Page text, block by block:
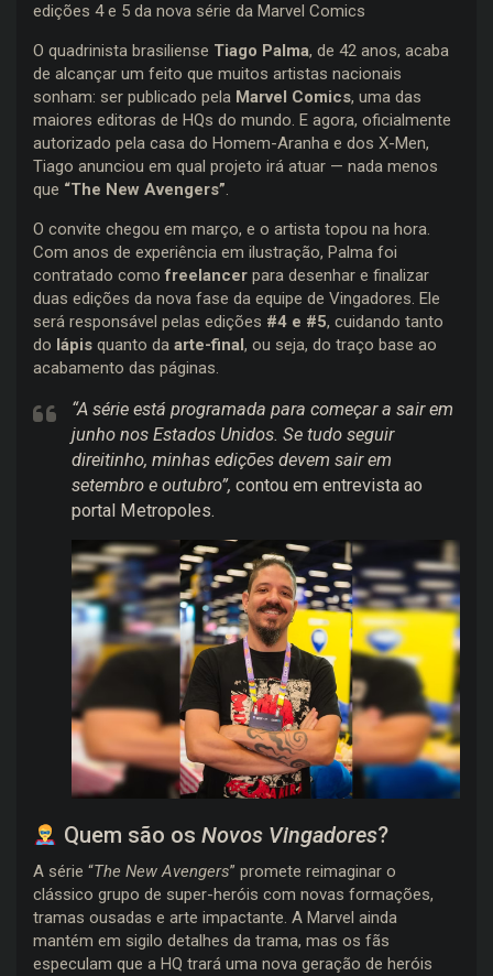
edições 4 e 5 da nova série da Marvel Comics
O quadrinista brasiliense Tiago Palma, de 42 anos, acaba
de alcançar um feito que muitos artistas nacionais
sonham: ser publicado pela Marvel Comics, uma das
maiores editoras de HQs do mundo. E agora, oficialmente
autorizado pela casa do Homem-Aranha e dos X-Men,
Tiago anunciou em qual projeto irá atuar — nada menos
que “The New Avengers”.
O convite chegou em março, e o artista topou na hora.
Com anos de experiência em ilustração, Palma foi
contratado comofreelancer para desenhar e finalizar
duas edições da nova fase da equipe de Vingadores. Ele
será responsável pelas edições #4 e #5, cuidando tanto
do lápis quanto da arte-final, ou seja, do traço base ao
acabamento das páginas.
“A série está programada para começar a sair em
junho nos Estados Unidos. Se tudo seguir
direitinho, minhas edições devem sair em
setembro e outubro”, contou em entrevista ao
portal Metropoles.
Quem são os Novos Vingadores?
A série “The New Avengers” promete reimaginar o
clássico grupo de super-heróis com novas formações,
tramas ousadas e arte impactante. A Marvel ainda
mantém em sigilo detalhes da trama, mas os fãs
especulam que a HQ trará uma nova geração de heróis